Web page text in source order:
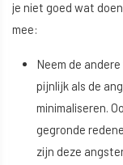
je niet goed wat
mee:
Neem de
pijnlijk als de
minimaliseren.
gegronde
zijn deze